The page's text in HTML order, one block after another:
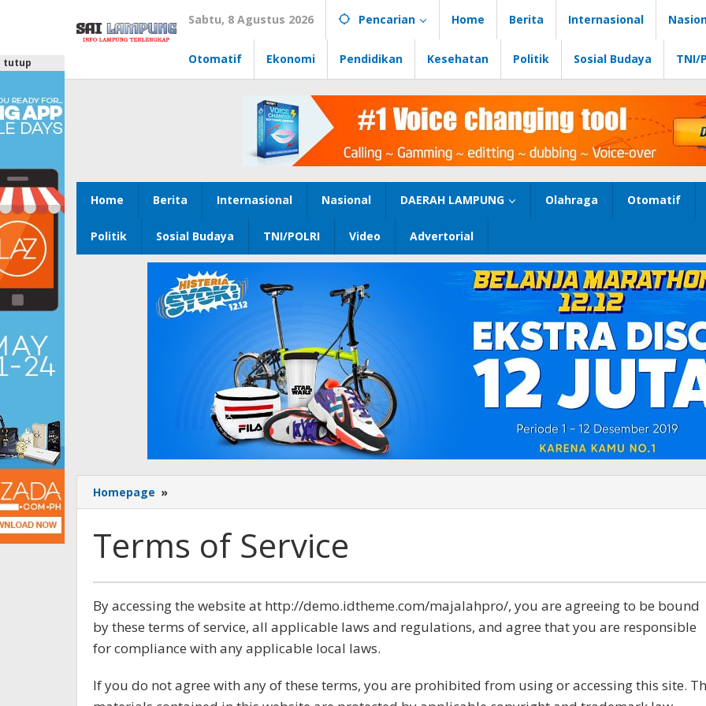
Sabtu, 8 Agustus 2026 Pencarian Home Berita Internasional
Otomatif Ekonomi Pendidikan Kesehatan Politik Sosial Budaya TNI/
Home Berita Internasional Nasional DAERAH LAMPUNG Olahraga Otomatif
Politik Sosial Budaya TNI/POLRI Video Advertorial
tutup
Homepage »
of
Terms of Service
September
8,
2017
oleh
Sailampung
By accessing the website at http://demo.idtheme.com/majalahpro/, you are agreeing to be bound
by these terms of service, all applicable laws and regulations, and agree that you are responsible
for compliance with any applicable local laws.
If you do not agree with any of these terms, you are prohibited from using or accessing this site.